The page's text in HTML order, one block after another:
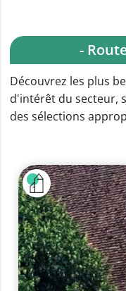
-
Découvrez les plus
d'intérêt du secteur,
des sélections